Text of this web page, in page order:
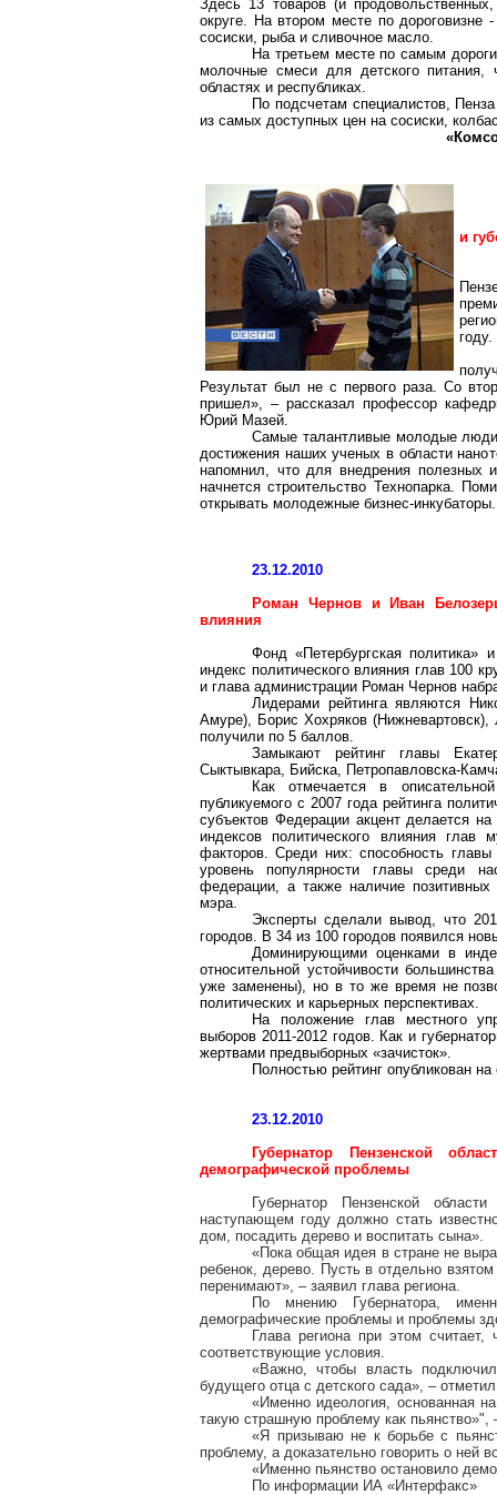
Здесь 13 товаров (и
округе. На втором месте по
сосиски, рыба и сливочное масло.
На третьем месте по самым
молочные смеси для детского
областях и республиках.
По подсчетам специалистов,
из самых доступных цен на сосиски,
и
году.
Результат был не с первого раза. Со
пришел», – рассказал профессор
Юрий Мазей.
Самые талантливые молодые
достижения наших ученых в области
напомнил, что для внедрения полезных
начнется строительство Технопарка.
открывать молодежные бизнес-инкубаторы.
23.12.2010
Роман Чернов и Иван
влияния
Фонд «Петербургская политика»
индекс политического влияния глав 100
и глава администрации Роман Чернов
Лидерами рейтинга являются
Амуре), Борис Хохряков
получили по 5 баллов.
Замыкают рейтинг главы
Сыктывкара, Бийска, Петропавловска-
Как отмечается в
публикуемого с 2007 года рейтинга
субъектов Федерации акцент делается
индексов политического влияния глав
факторов. Среди них: способность главы
уровень популярности главы среди
федерации, а также наличие
мэра.
Эксперты сделали вывод, что
городов. В 34 из 100 городов появился
Доминирующими оценками в
относительной устойчивости
уже заменены), но в то же время не
политических и карьерных перспективах.
На положение глав местного
выборов 2011-2012 годов. Как и
жертвами предвыборных «зачисток».
Полностью рейтинг опубликован
23.12.2010
Губернатор Пензенской
демографической проблемы
Губернатор Пензенской
наступающем году должно стать
дом, посадить дерево и воспитать сына».
«Пока общая идея в стране не
ребенок, дерево. Пусть в отдельно
перенимают», – заявил глава региона.
По мнению Губернатора,
демографические проблемы и проблемы
Глава региона при этом
соответствующие условия.
«Важно, чтобы власть
будущего отца с детского сада», –
«Именно идеология, основанная
такую страшную проблему как пьянство»",
«Я призываю не к борьбе с
проблему, а доказательно говорить о ней
«Именно пьянство остановило
По информации ИА «Интерфакс»